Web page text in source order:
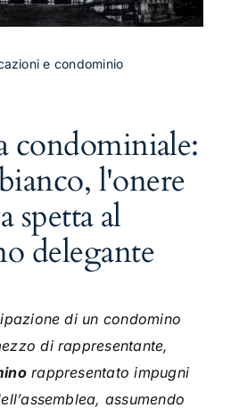
e condominio
condominiale:
l'onere
spetta al
delegante
di un condomino
di rappresentante,
rappresentato impugni
assumendo